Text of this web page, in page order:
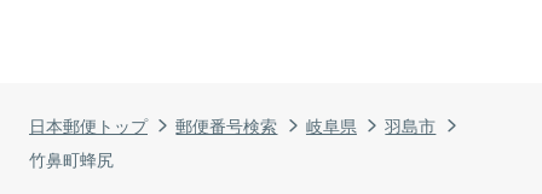
日本郵便トップ 郵便番号検索 岐阜県
羽島市
竹鼻町蜂尻